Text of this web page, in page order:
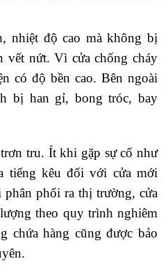
nhiệt độ cao mà không bị
vết nứt. Vì cửa chống cháy
có độ bền cao. Bên ngoài
bị han gỉ, bong tróc, bay
tru. Ít khi gặp sự cố như
tiếng kêu đối với cửa mới
phối ra thị trường, cửa
theo quy trình nghiêm
chứa hàng cũng được bảo